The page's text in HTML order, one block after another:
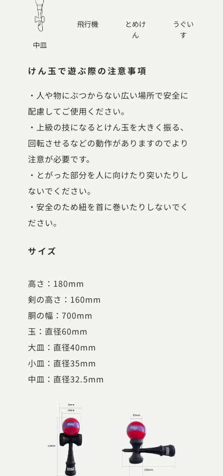
中皿
飛行機
とめけ
ん
うぐい
す
けん玉で遊ぶ際の注意事項
・人や物にぶつからない広い場所で安全に
配慮してご使用ください。
・上級の技になるとけん玉を大きく振る、
回転させるなどの動作がありますのでより
注意が必要です。
・とがった部分を人に向けたり突いたりし
ないでください。
・安全のため紐を首に巻いたりしないでく
ださい。
サイズ
高さ：180mm
剣の高さ：160mm
胴の幅：700mm
玉：直径60mm
大皿：直径40mm
小皿：直径35mm
中皿：直径32.5mm